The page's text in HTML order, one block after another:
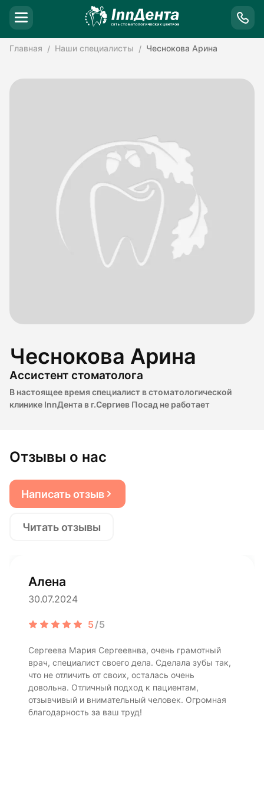
Главная Наши специалисты Чеснокова Арина
Чеснокова Арина
Ассистент стоматолога
В настоящее время специалист в стоматологической
клинике InnДента в г.Сергиев Посад не работает
Отзывы о нас
Написать отзыв
Читать отзывы
Алена
30.07.2024
5/5
Сергеева Мария Сергеевнва, очень грамотный
врач, специалист своего дела. Сделала зубы так,
что не отличить от своих, осталась очень
довольна. Отличный подход к пациентам,
отзывчивый и внимательный человек. Огромная
благодарность за ваш труд!